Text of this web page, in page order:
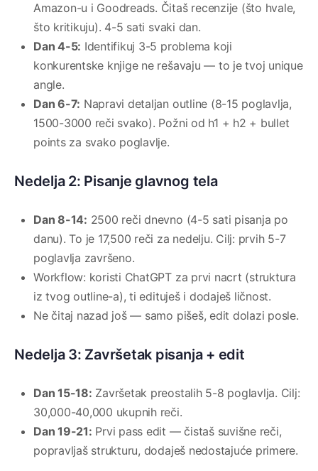
Amazon-u i Goodreads. Čitaš recenzije (što hvale,
što kritikuju). 4-5 sati svaki dan.
Dan 4-5: Identifikuj 3-5 problema koji
konkurentske knjige ne rešavaju — to je tvoj unique
angle.
Dan 6-7: Napravi detaljan outline (8-15 poglavlja,
1500-3000 reči svako). Požni od h1 + h2 + bullet
points za svako poglavlje.
Nedelja 2: Pisanje glavnog tela
Dan 8-14: 2500 reči dnevno (4-5 sati pisanja po
danu). To je 17,500 reči za nedelju. Cilj: prvih 5-7
poglavlja završeno.
Workflow: koristi ChatGPT za prvi nacrt (struktura
iz tvog outline-a), ti edituješ i dodaješ ličnost.
Ne čitaj nazad još — samo pišeš, edit dolazi posle.
Nedelja 3: Završetak pisanja + edit
Dan 15-18: Završetak preostalih 5-8 poglavlja. Cilj:
30,000-40,000 ukupnih reči.
Dan 19-21: Prvi pass edit — čistaš suvišne reči,
popravljaš strukturu, dodaješ nedostajuće primere.